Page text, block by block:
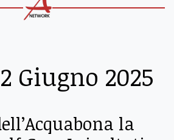
2 Giugno 2025
la